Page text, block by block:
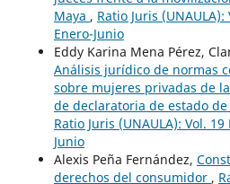
Maya , Ratio Juris
Enero-Junio
Eddy Karina Mena Pérez,
Análisis jurídico de normas
sobre mujeres privadas de
de declaratoria de estado
Ratio Juris (UNAULA): Vol.
Junio
Alexis Peña Fernández,
derechos del consumidor ,